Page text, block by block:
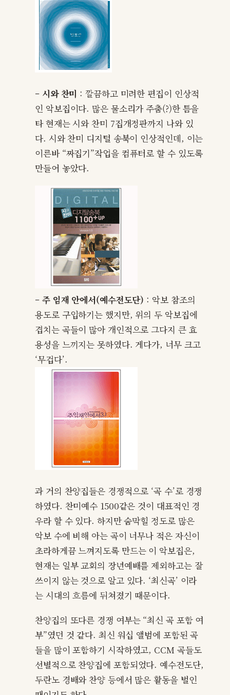
– 시와 찬미 : 깔끔하고 미려한 편집이 인상적
인 악보집이다. 많은 물소리가 주춤(?)한 틈을
타 현재는 시와 찬미 7집개정판까지 나와 있
다. 시와 찬미 디지털 송북이 인상적인데, 이는
이른바 “짜집기”작업을 컴퓨터로 할 수 있도록
만들어 놓았다.
– 주 임재 안에서(예수전도단) : 악보 참조의
용도로 구입하기는 했지만, 위의 두 악보집에
겹치는 곡들이 많아 개인적으로 그다지 큰 효
용성을 느끼지는 못하였다. 게다가, 너무 크고
‘무겁다’.
과 거의 찬양집들은 경쟁적으로 ‘곡 수’로 경쟁
하였다. 찬미예수 1500같은 것이 대표적인 경
우라 할 수 있다. 하지만 숨막힐 정도로 많은
악보 수에 비해 아는 곡이 너무나 적은 자신이
초라하게끔 느껴지도록 만드는 이 악보집은,
현재는 일부 교회의 장년예배를 제외하고는 잘
쓰이지 않는 것으로 알고 있다. ‘최신곡’ 이라
는 시대의 흐름에 뒤쳐졌기 때문이다.
찬양집의 또다른 경쟁 여부는 “최신 곡 포함 여
부”였던 것 같다. 최신 워십 앨범에 포함된 곡
들을 많이 포함하기 시작하였고, CCM 곡들도
선별적으로 찬양집에 포함되었다. 예수전도단,
두란노 경배와 찬양 등에서 많은 활동을 벌인